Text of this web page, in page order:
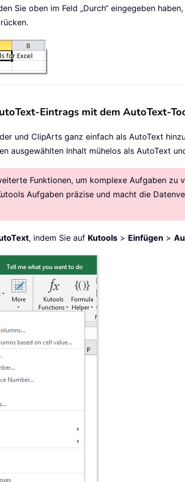
Sie oben im Feld „Durch“ eingegeben
Eintrags mit dem AutoText-
und ClipArts ganz einfach als AutoText
ausgewählten Inhalt mühelos als AutoText
Funktionen, um komplexe Aufgaben zu
Aufgaben präzise und macht die
, indem Sie auf Kutools > Einfügen >